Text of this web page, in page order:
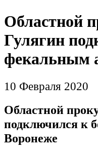
Областной
Гулягин
фекальным
10 Февраля 2020
Областной
подключился к
Воронеже